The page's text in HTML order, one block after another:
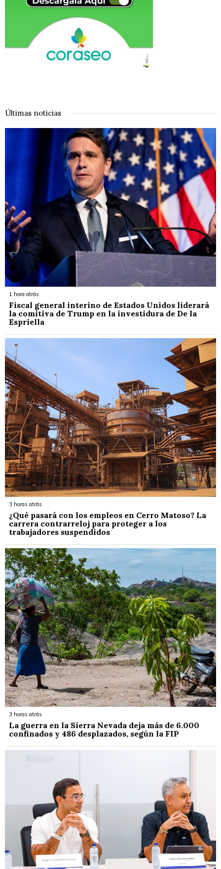
Últimas noticias
1 hora atrás
Fiscal general interino de Estados Unidos liderará
la comitiva de Trump en la investidura de De la
Espriella
3 horas atrás
¿Qué pasará con los empleos en Cerro Matoso? La
carrera contrarreloj para proteger a los
trabajadores suspendidos
3 horas atrás
La guerra en la Sierra Nevada deja más de 6.000
confinados y 486 desplazados, según la FIP